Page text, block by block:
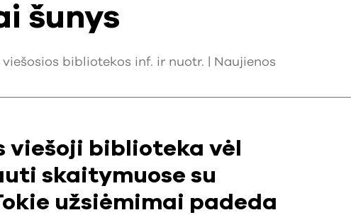
šunys
bibliotekos inf. ir nuotr. | Naujienos
viešoji biblioteka vėl
skaitymuose su
užsiėmimai padeda